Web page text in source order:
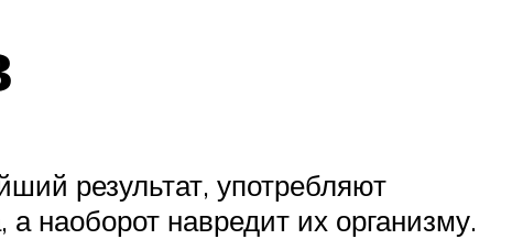
результат, употребляют
наоборот навредит их организму.